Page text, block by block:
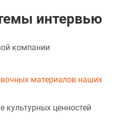
интервью
компании
материалов наших
культурных ценностей